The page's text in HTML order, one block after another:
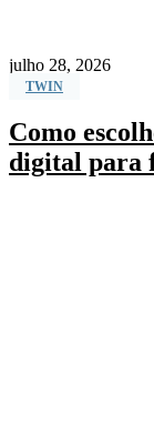
julho 28, 2026
TWIN
Como
digital para